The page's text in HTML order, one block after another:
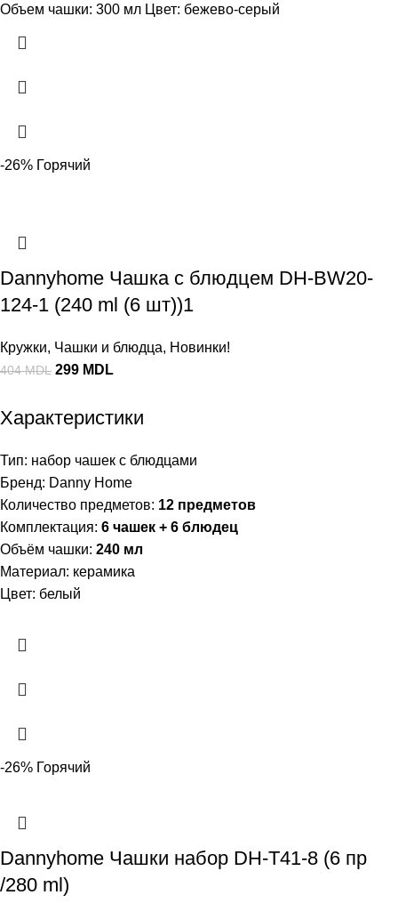
Объем чашки: 300 мл Цвет: бежево-серый
-26% Горячий
Dannyhome Чашка с блюдцем DH-BW20-
124-1 (240 ml (6 шт))1
Кружки, Чашки и блюдца, Новинки!
404MDL 299 MDL
Характеристики
Тип: набор чашек с блюдцами
Бренд: Danny Home
Количество предметов: 12 предметов
Комплектация: 6 чашек + 6 блюдец
Объём чашки: 240 мл
Материал: керамика
Цвет: белый
-26% Горячий
Dannyhome Чашки набор DH-T41-8 (6 пр
/280 ml)